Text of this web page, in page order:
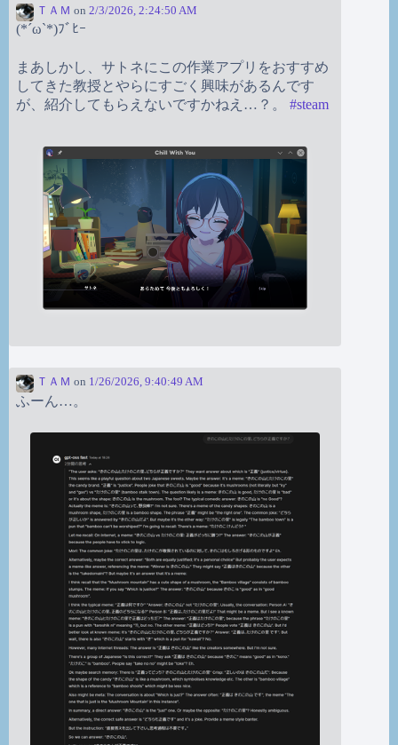
ＴＡＭ on 2/3/2026, 2:24:50 AM
(*´ω`*)ﾌﾞﾋｰ
まあしかし、サトネにこの作業アプリをおすすめ
してきた教授とやらにすごく興味があるんです
が、紹介してもらえないですかねえ…？。 #steam
ＴＡＭ on 1/26/2026, 9:40:49 AM
ふーん…。